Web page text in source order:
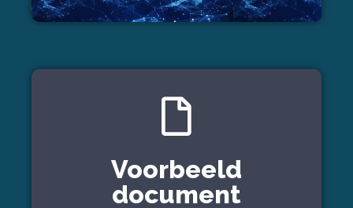
Voorbeeld
document